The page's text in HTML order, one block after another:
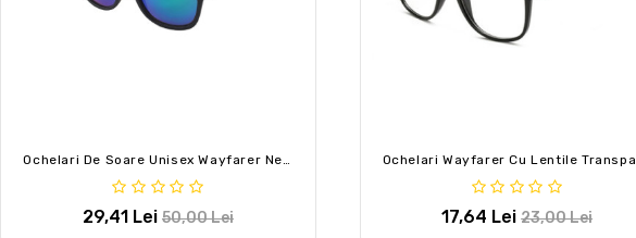
29,41 Lei 50,00 Lei 17,64 Lei 23,00 Lei